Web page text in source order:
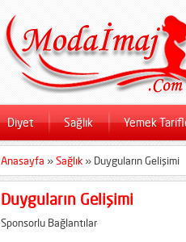
Diyet Sağlık Yemek
Anasayfa »Sağlık » Duyguların Gelişimi
Duyguların Gelişimi
Sponsorlu Bağlantılar